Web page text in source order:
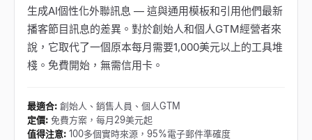
生成AI個性化外聯訊息 — 這與通用模板和引用他們最新
播客節目訊息的差異。對於創始人和個人GTM經營者來
說，它取代了一個原本每月需要1,000美元以上的工具堆
棧。免費開始，無需信用卡。
最適合: 創始人、銷售人員、個人GTM
定價: 免費方案，每月29美元起
值得注意: 100多個實時來源，95%電子郵件準確度